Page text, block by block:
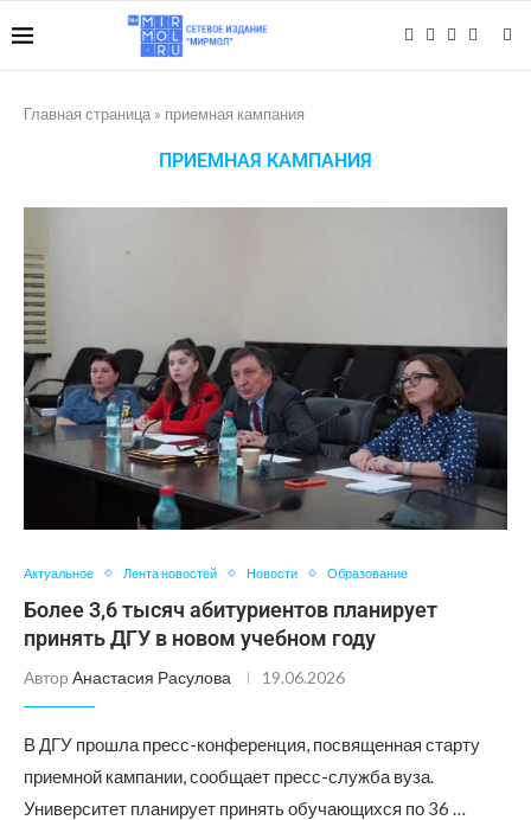
Главная страница » приемная кампания
ПРИЕМНАЯ КАМПАНИЯ
Актуальное Лента новостей Новости Образование
Более 3,6 тысяч абитуриентов планирует
принять ДГУ в новом учебном году
Автор Анастасия Расулова 19.06.2026
В ДГУ прошла пресс-конференция, посвященная старту
приемной кампании, сообщает пресс-служба вуза.
Университет планирует принять обучающихся по 36 …